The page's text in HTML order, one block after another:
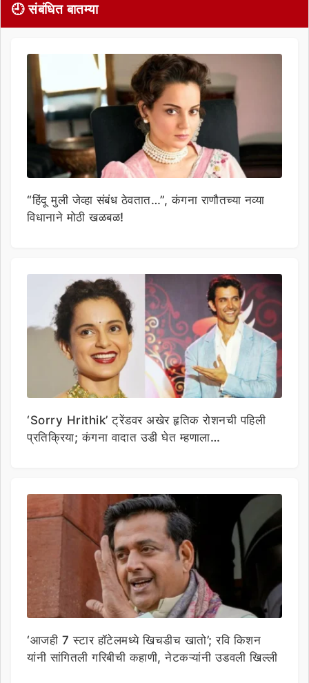
🕘 संबंधित बातम्या
“हिंदू मुली जेव्हा संबंध ठेवतात…”, कंगना राणौतच्या नव्या
विधानाने मोठी खळबळ!
‘Sorry Hrithik’ ट्रेंडवर अखेर हृतिक रोशनची पहिली
प्रतिक्रिया; कंगना वादात उडी घेत म्हणाला…
‘आजही 7 स्टार हॉटेलमध्ये खिचडीच खातो’; रवि किशन
यांनी सांगितली गरिबीची कहाणी, नेटकऱ्यांनी उडवली खिल्ली